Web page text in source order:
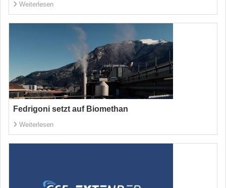
Weiterlesen
Fedrigoni setzt auf Biomethan
Weiterlesen